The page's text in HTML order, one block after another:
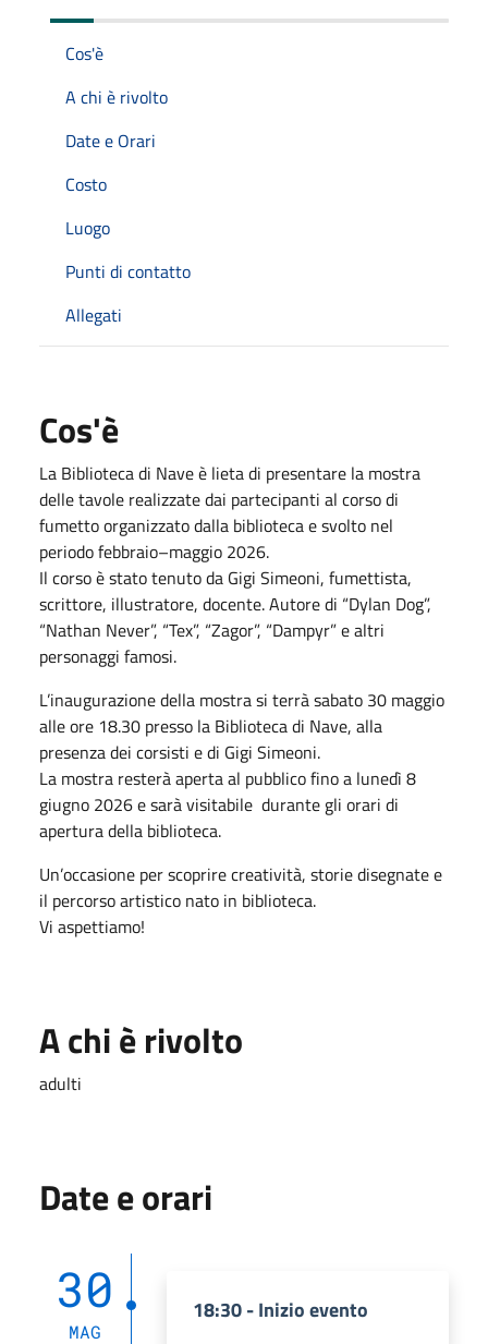
Cos'è
A chi è rivolto
Date e Orari
Costo
Luogo
Punti di contatto
Allegati
Cos'è
La Biblioteca di Nave è lieta di presentare la mostra
delle tavole realizzate dai partecipanti al corso di
fumetto organizzato dalla biblioteca e svolto nel
periodo febbraio–maggio 2026.
Il corso è stato tenuto da Gigi Simeoni, fumettista,
scrittore, illustratore, docente. Autore di “Dylan Dog”,
“Nathan Never”, “Tex”, “Zagor”, “Dampyr” e altri
personaggi famosi.
L’inaugurazione della mostra si terrà sabato 30 maggio
alle ore 18.30 presso la Biblioteca di Nave, alla
presenza dei corsisti e di Gigi Simeoni.
La mostra resterà aperta al pubblico fino a lunedì 8
giugno 2026 e sarà visitabile durante gli orari di
apertura della biblioteca.
Un’occasione per scoprire creatività, storie disegnate e
il percorso artistico nato in biblioteca.
Vi aspettiamo!
A chi è rivolto
adulti
Date e orari
30
MAG
18:30 - Inizio evento